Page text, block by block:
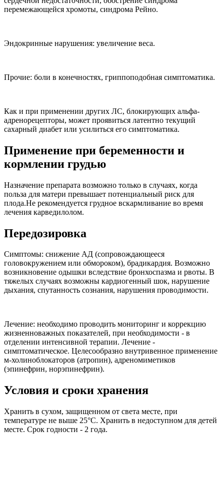
перемежающейся хромоты, синдрома Рейно.
Эндокринные нарушения: увеличение веса.
Прочие: боли в конечностях, гриппоподобная симптоматика.
Как и при применении других ЛС, блокирующих альфа-
адренорецепторы, может проявиться латентно текущий
сахарный диабет или усилиться его симптоматика.
Применение при беременности и
кормлении грудью
Назначение препарата возможно только в случаях, когда
польза для матери превышает потенциальный риск для
плода.Не рекомендуется грудное вскармливание во время
лечения карведилолом.
Передозировка
Симптомы: снижение АД (сопровождающееся
головокружением или обмороком), брадикардия. Возможно
возникновение одышки вследствие бронхоспазма и рвоты. В
тяжелых случаях возможны кардиогенный шок, нарушение
дыхания, спутанность сознания, нарушения проводимости.
Лечение: необходимо проводить мониторинг и коррекцию
жизненноважных показателей, при необходимости - в
отделении интенсивной терапии. Лечение -
симптоматическое. Целесообразно внутривенное применение
м-холиноблокаторов (атропин), адреномиметиков
(эпинефрин, норэпинефрин).
Условия и сроки хранения
Хранить в сухом, защищенном от света месте, при
температуре не выше 25°С. Хранить в недоступном для детей
месте. Срок годности - 2 года.